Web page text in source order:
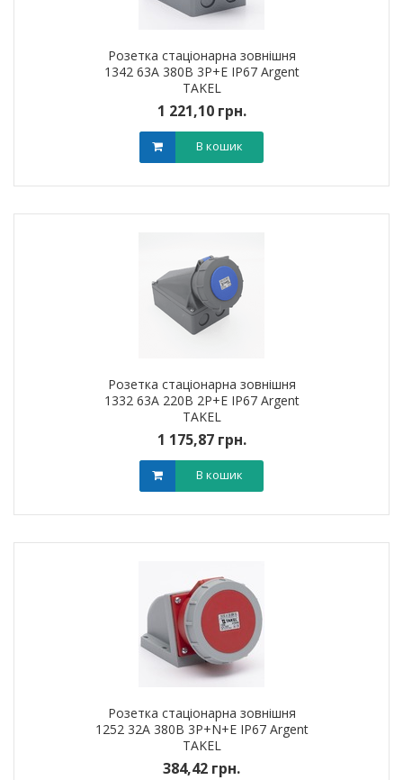
Розетка стаціонарна зовнішня
1342 63А 380В 3Р+Е IP67 Argent
TAKEL
1 221,10 грн.
В кошик
Розетка стаціонарна зовнішня
1332 63А 220В 2Р+Е IP67 Argent
TAKEL
1 175,87 грн.
В кошик
Розетка стаціонарна зовнішня
1252 32А 380В 3Р+N+Е IP67 Argent
TAKEL
384,42 грн.